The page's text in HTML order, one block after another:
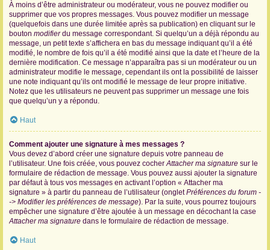
À moins d’être administrateur ou modérateur, vous ne pouvez modifier ou
supprimer que vos propres messages. Vous pouvez modifier un message
(quelquefois dans une durée limitée après sa publication) en cliquant sur le
bouton modifierdu message correspondant. Si quelqu’un a déjà répondu au
message, un petit texte s’affichera en bas du message indiquant qu’il a été
modifié, le nombre de fois qu’il a été modifié ainsi que la date et l’heure de la
dernière modification. Ce message n’apparaîtra pas si un modérateur ou un
administrateur modifie le message, cependant ils ont la possibilité de laisser
une note indiquant qu’ils ont modifié le message de leur propre initiative.
Notez que les utilisateurs ne peuvent pas supprimer un message une fois
que quelqu’un y a répondu.
Haut
Comment ajouter une signature à mes messages ?
Vous devez d’abord créer une signature depuis votre panneau de
l’utilisateur. Une fois créée, vous pouvez cocherAttacher ma signature sur le
formulaire de rédaction de message. Vous pouvez aussi ajouter la signature
par défaut à tous vos messages en activant l’option « Attacher ma
signature » à partir du panneau de l’utilisateur (ongletPréférences du forum -
-> Modifier les préférences de message). Par la suite, vous pourrez toujours
empêcher une signature d’être ajoutée à un message en décochant la case
Attacher ma signature dans le formulaire de rédaction de message.
Haut